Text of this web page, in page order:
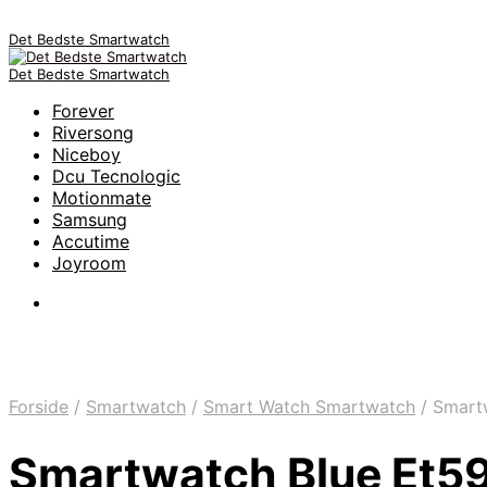
Det Bedste Smartwatch
Det Bedste Smartwatch
Forever
Riversong
Niceboy
Dcu Tecnologic
Motionmate
Samsung
Accutime
Joyroom
Forside / Smartwatch / Smart Watch Smartwatch /
Smartwatch Blue